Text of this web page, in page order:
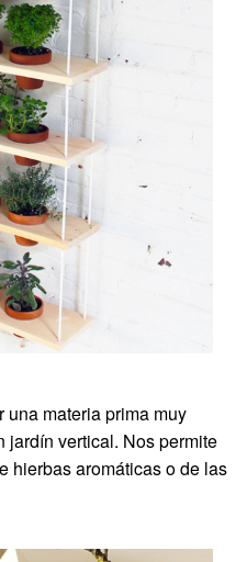
una materia prima muy
jardín vertical. Nos permite
hierbas aromáticas o de las